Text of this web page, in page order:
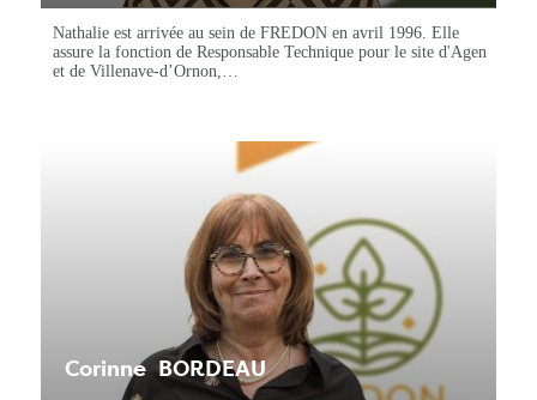
Nathalie est arrivée au sein de FREDON en avril 1996. Elle
assure la fonction de Responsable Technique pour le site d'Agen
et de Villenave-d’Ornon,…
Corinne BORDEAU